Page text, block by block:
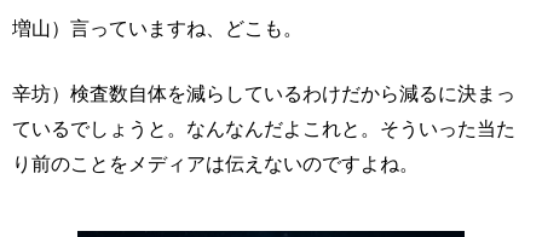
増山）言っていますね、どこも。
辛坊）検査数自体を減らしているわけだから減るに決まっ
ているでしょうと。なんなんだよこれと。そういった当た
り前のことをメディアは伝えないのですよね。